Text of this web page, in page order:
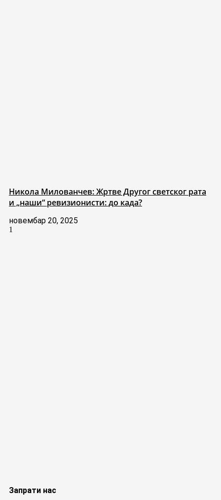
Никола Милованчев: Жртве Другог светског рата
и „наши“ ревизионисти: до када?
новембар 20, 2025
Запрати нас